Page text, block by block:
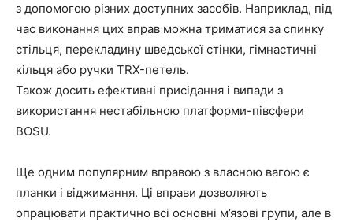
з допомогою різних доступних засобів. Наприклад, під
час виконання цих вправ можна триматися за спинку
стільця, перекладину шведської стінки, гімнастичні
кільця або ручки TRX-петель.
Також досить ефективні присідання і випади з
використання нестабільною платформи-півсфери
BOSU.
Ще одним популярним вправою з власною вагою є
планки і віджимання. Ці вправи дозволяють
опрацювати практично всі основні м’язові групи, але в